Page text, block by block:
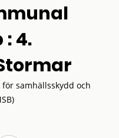
4.
samhällsskydd och